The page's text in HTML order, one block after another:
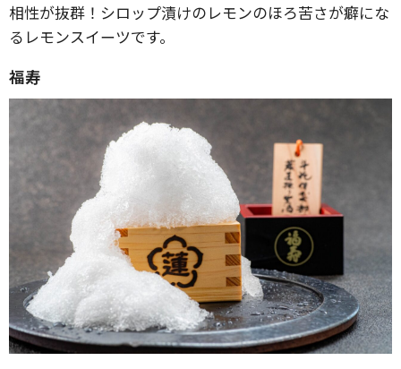
相性が抜群！シロップ漬けのレモンのほろ苦さが癖にな
るレモンスイーツです。
福寿